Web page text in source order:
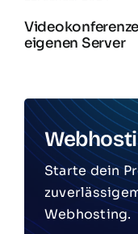
eigenen Server
Starte dein
Webhosting.